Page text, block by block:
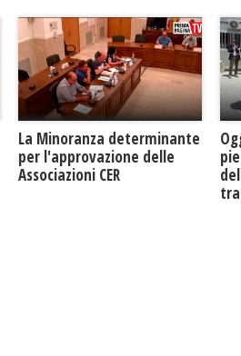
La Minoranza determinante
per l'approvazione delle
Associazioni CER